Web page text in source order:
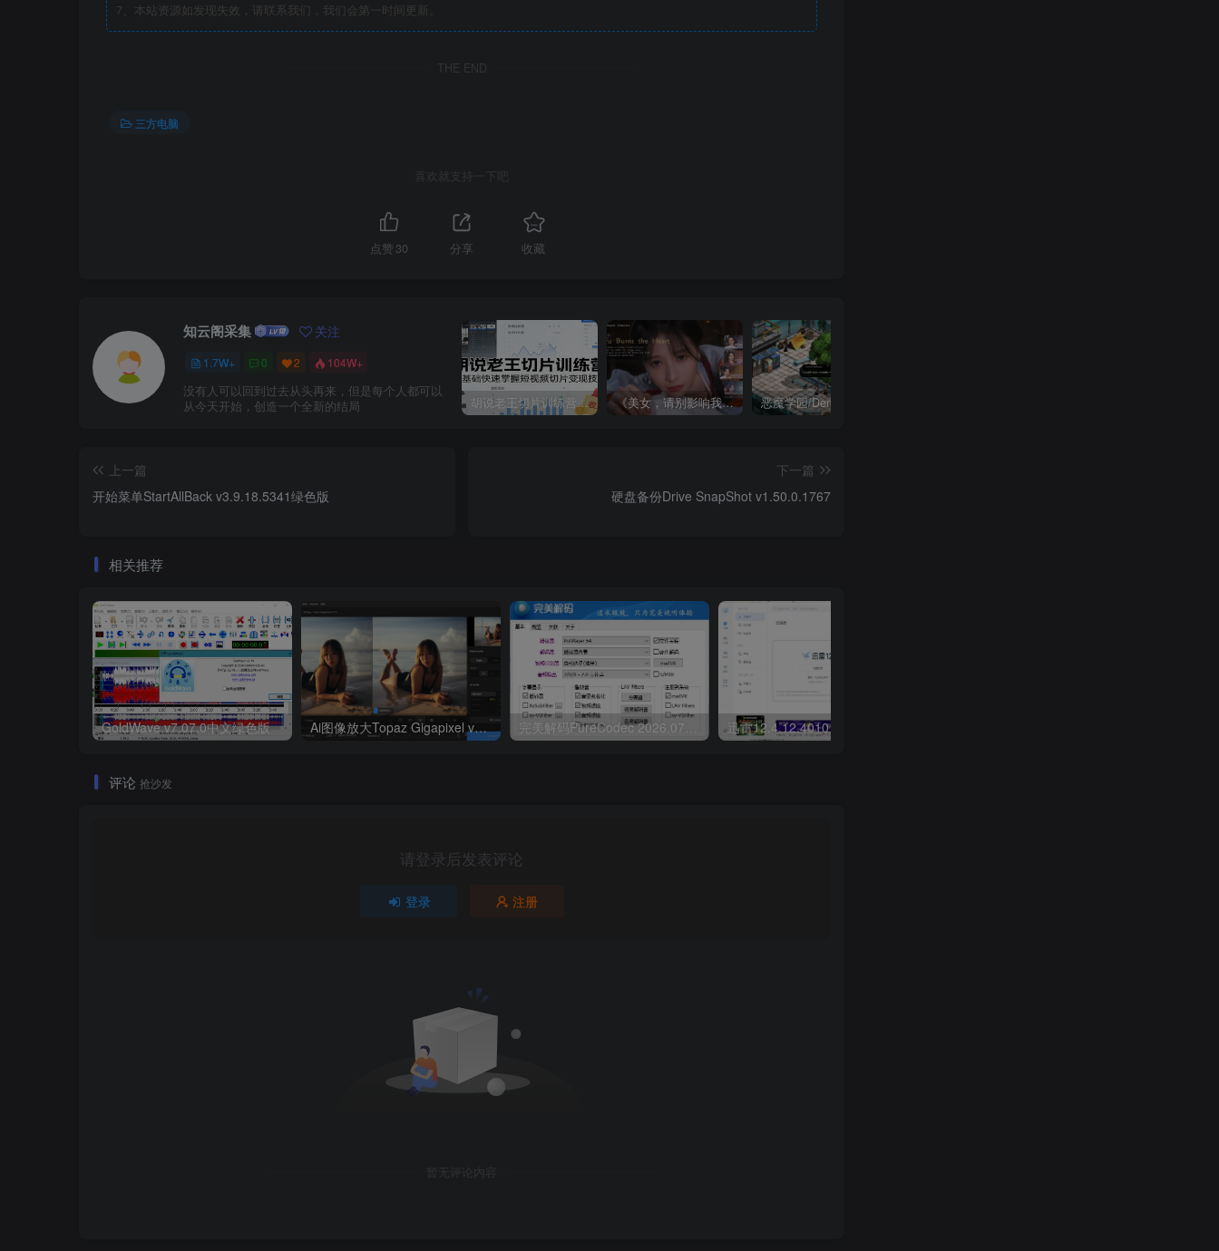
7、本站资源如发现失效，请联系我们，我们会第一时间更新。
THE END
三方电脑
喜欢就支持一下吧
点赞 30 分享 收藏
知云阁采集 关注
1.7W+ 0 2 104W+
没有人可以回到过去从头再来，但是每个人都可以
从今天开始，创造一个全新的结局
胡说老王切片训练营，零基础快速掌握短视频切片变现技巧 《美女，请别影响我成仙全球版》中文版
上一篇
开始菜单StartAllBack v3.9.18.5341绿色版
下一篇
硬盘备份Drive SnapShot v1.50.0.1767
相关推荐
GoldWave v7.07.0中文绿色版 Ai图像放大Topaz Gigapixel v1.3.3高级版 迅雷12.4.12.4010 绿色精简版
评论 抢沙发
请登录后发表评论
登录 注册
暂无评论内容